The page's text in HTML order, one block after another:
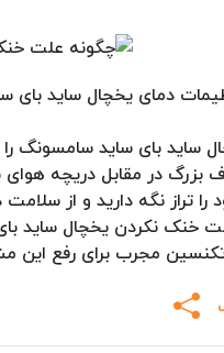
دمای یخچال ساید بای
ساید بای ساید سامسونگ
بزرگ در مقابل دریچه
را تراز نگه دارید و از
خنک نکردن یخچال ساید بای
مجرب برای رفع این